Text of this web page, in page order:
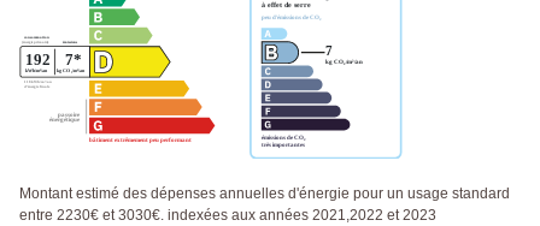
Montant estimé des dépenses annuelles d'énergie pour un usage standard
entre 2230€ et 3030€. indexées aux années 2021,2022 et 2023